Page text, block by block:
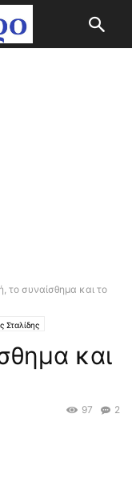
το συναίσθημα και το
Σταλίδης
και
2
97